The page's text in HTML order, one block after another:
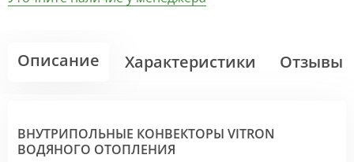
Описание Характеристики Отзывы
ВНУТРИПОЛЬНЫЕ КОНВЕКТОРЫ VITRON
ВОДЯНОГО ОТОПЛЕНИЯ